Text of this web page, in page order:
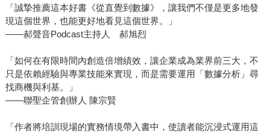
「誠摯推薦這本好書《從直覺到數據》，讓我們不僅是更多地發
現這個世界，也能更好地看見這個世界。」
――郝聲音Podcast主持人 郝旭烈
「如何在有限時間內創造倍增績效，讓企業成為業界前三大，不
只是依賴經驗與專業技能來實現，而是需要運用「數據分析」尋
找商機與利基。」
――聯聖企管創辦人 陳宗賢
「作者將培訓現場的實務情境帶入書中，使讀者能沉浸式運用這